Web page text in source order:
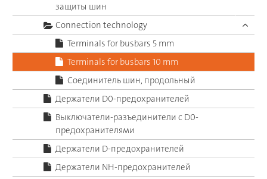
защиты шин
Connection technology
Terminals for busbars 5 mm
Terminals for busbars 10 mm
Соединитель шин, продольный
Держатели D0-предохранителей
Выключатели-разъединители с D0-
предохранителями
Держатели D-предохранителей
Держатели NH-предохранителей